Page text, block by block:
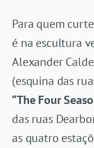
Para quem
é na escultura
Alexander
(esquina das
“The Four
das ruas
as quatro